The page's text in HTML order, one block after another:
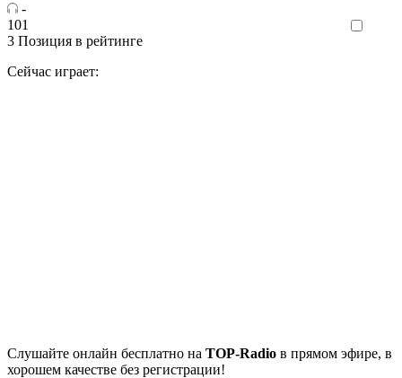
-
101
3 Позиция в рейтинге
Сейчас играет:
Cлушайте онлайн бесплатно на TOP-Radio в прямом эфире, в
хорошем качестве без регистрации!